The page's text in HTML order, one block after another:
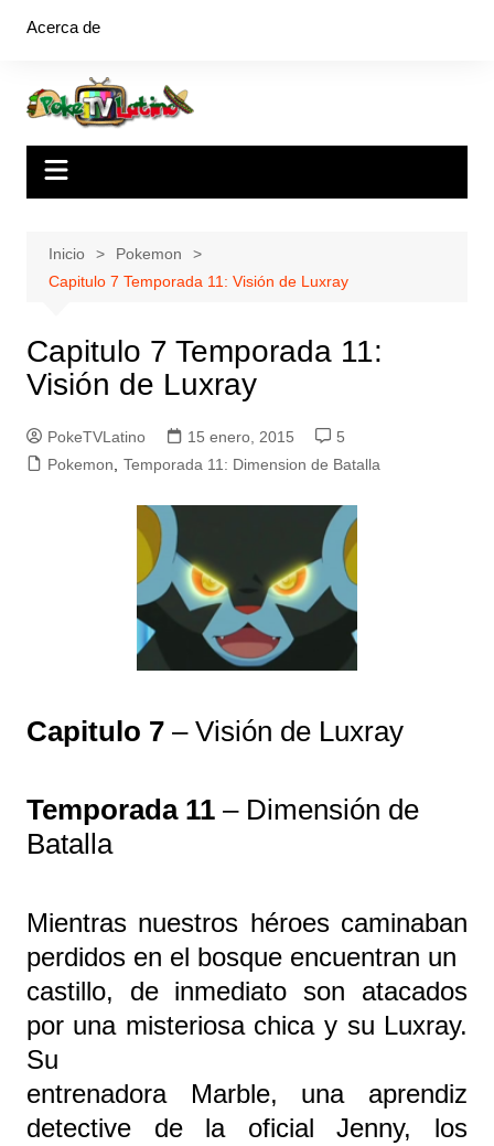
Acerca de
Inicio
Pokemon
Capitulo 7 Temporada 11: Visión de Luxray
Capitulo 7 Temporada 11:
Visión de Luxray
PokeTVLatino 15 enero, 2015
5
Pokemon
Temporada 11: Dimension de Batalla
Capitulo 7– Visión de Luxray
Temporada 11– Dimensión de
Batalla
Mientras nuestros héroes caminaban
perdidos en el bosque encuentran un
castillo, de inmediato son atacados
por una misteriosa chica y su Luxray.
Su
entrenadora Marble, una aprendiz
detective de la oficial Jenny, los